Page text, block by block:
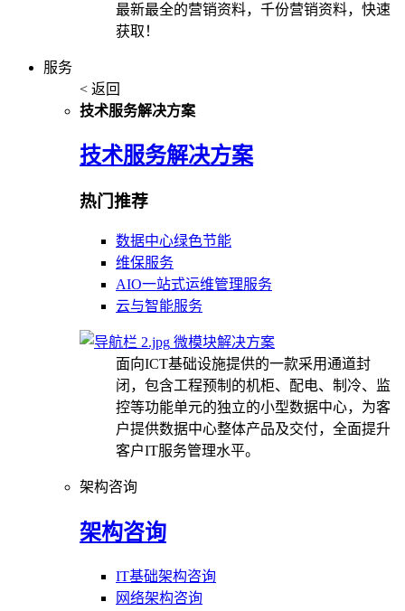
最新最全的营销资料，千份营销资料，快速
获取！
服务
< 返回
技术服务解决方案
技术服务解决方案
热门推荐
数据中心绿色节能
维保服务
AIO一站式运维管理服务
云与智能服务
微模块解决方案
面向ICT基础设施提供的一款采用通道封
闭，包含工程预制的机柜、配电、制冷、监
控等功能单元的独立的小型数据中心，为客
户提供数据中心整体产品及交付，全面提升
客户IT服务管理水平。
架构咨询
架构咨询
IT基础架构咨询
网络架构咨询